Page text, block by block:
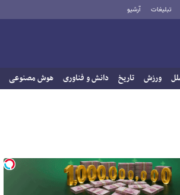
تبلیغات آرشیو
ورزش تاریخ دانش و فناوری هوش مصنوعی